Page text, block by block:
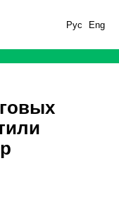
Рус Eng